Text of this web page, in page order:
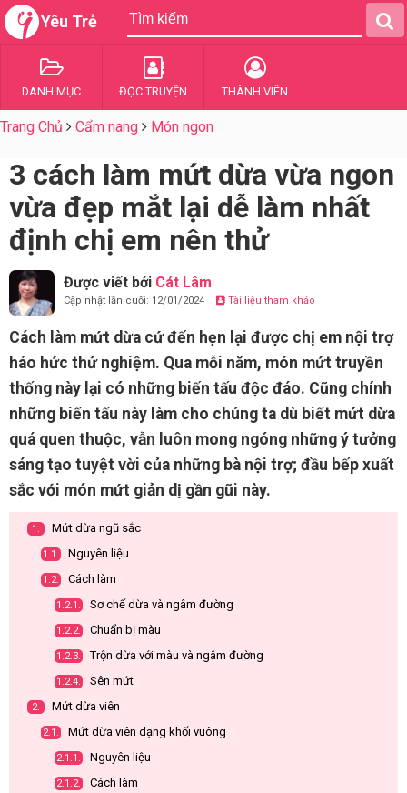
Yêu Trẻ
DANH MỤC ĐỌC TRUYỆN THÀNH VIÊN
Trang Chủ Cẩm nang Món ngon
3 cách làm mứt dừa vừa ngon
vừa đẹp mắt lại dễ làm nhất
định chị em nên thử
Được viết bởi Cát Lâm
Cập nhật lần cuối: 12/01/2024 Tài liệu tham khảo
Cách làm mứt dừa cứ đến hẹn lại được chị em nội trợ
háo hức thử nghiệm. Qua mỗi năm, món mứt truyền
thống này lại có những biến tấu độc đáo. Cũng chính
những biến tấu này làm cho chúng ta dù biết mứt dừa
quá quen thuộc, vẫn luôn mong ngóng những ý tưởng
sáng tạo tuyệt vời của những bà nội trợ; đầu bếp xuất
sắc với món mứt giản dị gần gũi này.
1. Mứt dừa ngũ sắc
1.1. Nguyên liệu
1.2. Cách làm
1.2.1. Sơ chế dừa và ngâm đường
1.2.2. Chuẩn bị màu
1.2.3. Trộn dừa với màu và ngâm đường
1.2.4. Sên mứt
2. Mứt dừa viên
2.1. Mứt dừa viên dạng khối vuông
2.1.1. Nguyên liệu
2.1.2. Cách làm